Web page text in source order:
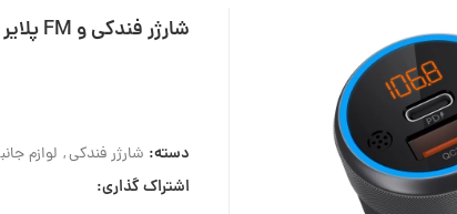
شارژر فندکی و FM پلایر مدل BFM 2210
دسته: شارژر فندکی, لوازم
اشتراک گذاری: